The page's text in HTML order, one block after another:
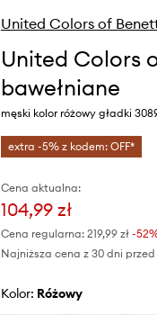
United Colors of
United Colors
bawełniane
męski kolor różowy gładki
extra -5% z kodem: OFF*
Cena aktualna:
104,99 zł
Cena regularna: 219,99 zł-
Najniższa cena z 30 dni
Kolor: różowy